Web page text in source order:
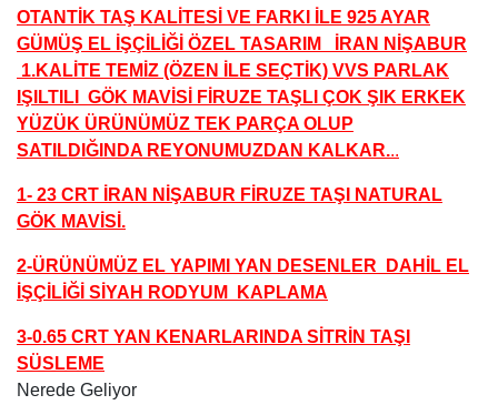
OTANTİK TAŞ KALİTESİ VE FARKI İLE 925 AYAR
GÜMÜŞ EL İŞÇİLİĞİ ÖZEL TASARIM İRAN NİŞABUR
1.KALİTE TEMİZ (ÖZEN İLE SEÇTİK) VVS PARLAK
IŞILTILI GÖK MAVİSİ FİRUZE TAŞLI ÇOK ŞIK ERKEK
YÜZÜK ÜRÜNÜMÜZ TEK PARÇA OLUP
SATILDIĞINDA REYONUMUZDAN KALKAR...
1- 23 CRT İRAN NİŞABUR FİRUZE TAŞI NATURAL
GÖK MAVİSİ.
2-ÜRÜNÜMÜZ EL YAPIMI YAN DESENLER DAHİL EL
İŞÇİLİĞİ SİYAH RODYUM KAPLAMA
3-0.65 CRT YAN KENARLARINDA SİTRİN TAŞI
SÜSLEME
Nerede Geliyor